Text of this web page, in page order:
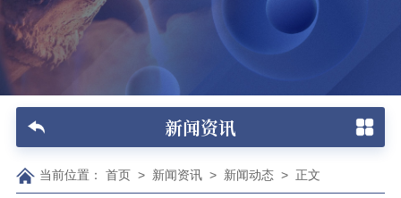
新闻资讯
当前位置： 首页> 新闻资讯> 新闻动态> 正文